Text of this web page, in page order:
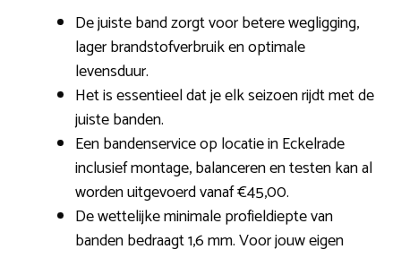
De juiste band zorgt voor betere wegligging,
lager brandstofverbruik en optimale
levensduur.
Het is essentieel dat je elk seizoen rijdt met de
juiste banden.
Een bandenservice op locatie in Eckelrade
inclusief montage, balanceren en testen kan al
worden uitgevoerd vanaf €45,00.
De wettelijke minimale profieldiepte van
banden bedraagt 1,6 mm. Voor jouw eigen